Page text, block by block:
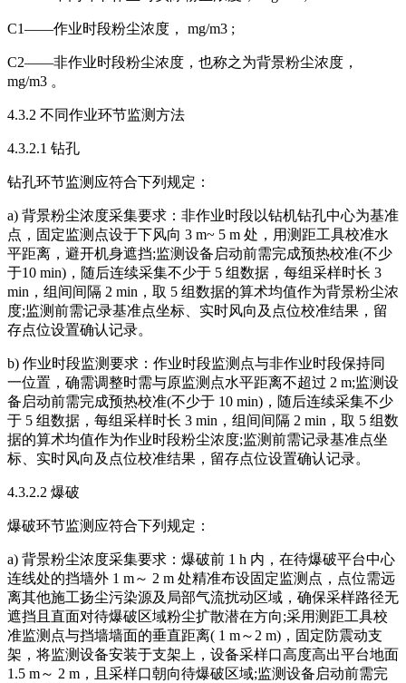
C1——作业时段粉尘浓度， mg/m3 ;
C2——非作业时段粉尘浓度，也称之为背景粉尘浓度，
mg/m3 。
4.3.2 不同作业环节监测方法
4.3.2.1 钻孔
钻孔环节监测应符合下列规定：
a) 背景粉尘浓度采集要求：非作业时段以钻机钻孔中心为基准
点，固定监测点设于下风向 3 m~ 5 m 处，用测距工具校准水
平距离，避开机身遮挡;监测设备启动前需完成预热校准(不少
于10 min)，随后连续采集不少于 5 组数据，每组采样时长 3
min，组间间隔 2 min，取 5 组数据的算术均值作为背景粉尘浓
度;监测前需记录基准点坐标、实时风向及点位校准结果，留
存点位设置确认记录。
b) 作业时段监测要求：作业时段监测点与非作业时段保持同
一位置，确需调整时需与原监测点水平距离不超过 2 m;监测设
备启动前需完成预热校准(不少于 10 min)，随后连续采集不少
于 5 组数据，每组采样时长 3 min，组间间隔 2 min，取 5 组数
据的算术均值作为作业时段粉尘浓度;监测前需记录基准点坐
标、实时风向及点位校准结果，留存点位设置确认记录。
4.3.2.2 爆破
爆破环节监测应符合下列规定：
a) 背景粉尘浓度采集要求：爆破前 1 h 内，在待爆破平台中心
连线处的挡墙外 1 m～ 2 m 处精准布设固定监测点，点位需远
离其他施工扬尘污染源及局部气流扰动区域，确保采样路径无
遮挡且直面对待爆破区域粉尘扩散潜在方向;采用测距工具校
准监测点与挡墙墙面的垂直距离( 1 m～2 m)，固定防震动支
架，将监测设备安装于支架上，设备采样口高度高出平台地面
1.5 m～ 2 m，且采样口朝向待爆破区域;监测设备启动前需完